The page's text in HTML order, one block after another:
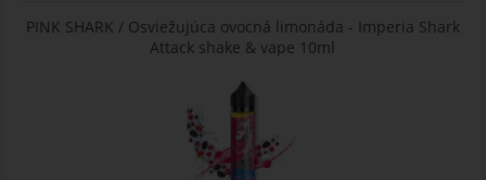
PINK SHARK / Osviežujúca ovocná limonáda - Imperia Shark
Attack shake & vape 10ml